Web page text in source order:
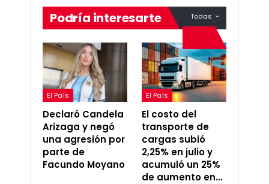
Todas
Podría interesarte
El País
Declaró Candela
Arizaga y negó
una agresión por
parte de
Facundo Moyano
El País
El costo del
transporte de
cargas subió
2,25% en julio y
acumuló un 25%
de aumento en…